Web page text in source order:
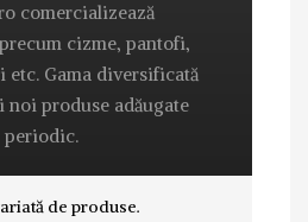
comercializează
cizme, pantofi,
etc. Gama diversificată
noi produse adăugate
periodic.
de produse.